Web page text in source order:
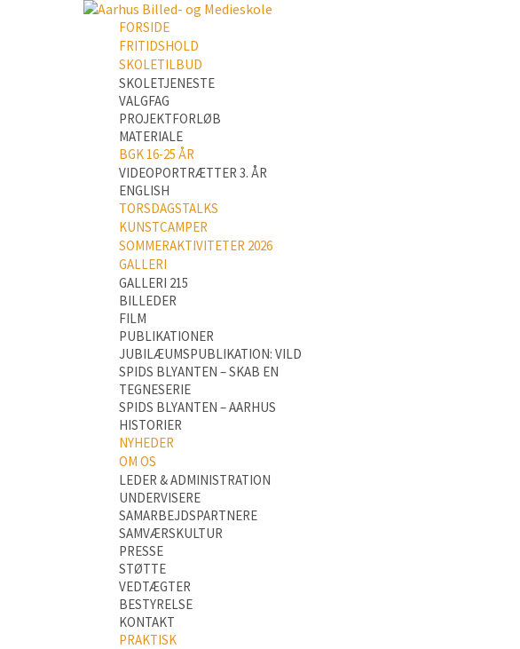
FORSIDE
FRITIDSHOLD
SKOLETILBUD
SKOLETJENESTE
VALGFAG
PROJEKTFORLØB
MATERIALE
BGK 16-25 ÅR
VIDEOPORTRÆTTER 3. ÅR
ENGLISH
TORSDAGSTALKS
KUNSTCAMPER
SOMMERAKTIVITETER 2026
GALLERI
GALLERI 215
BILLEDER
FILM
PUBLIKATIONER
JUBILÆUMSPUBLIKATION: VILD
SPIDS BLYANTEN – SKAB EN
TEGNESERIE
SPIDS BLYANTEN – AARHUS
HISTORIER
NYHEDER
OM OS
LEDER & ADMINISTRATION
UNDERVISERE
SAMARBEJDSPARTNERE
SAMVÆRSKULTUR
PRESSE
STØTTE
VEDTÆGTER
BESTYRELSE
KONTAKT
PRAKTISK